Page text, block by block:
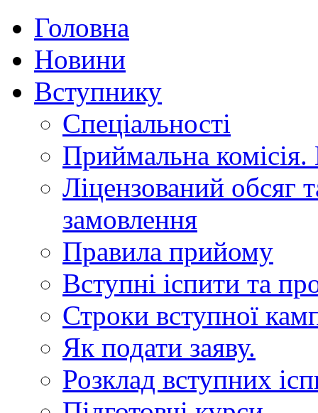
Головна
Новини
Вступнику
Спеціальності
Приймальна
Ліцензований обсяг
замовлення
Правила прийому
Вступні іспити та
Строки вступної
Як подати заяву.
Розклад вступних